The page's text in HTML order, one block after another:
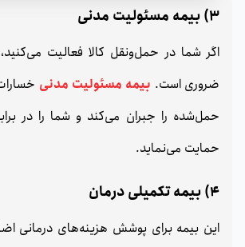
3) بیمه مسئولیت مدنی
اگر شما در حمل‌و‌نقل کالا فعالیت
ضروری است. بیمه مسئولیت مدنی
حمل‌شده را جبران می‌کند و شما را در
حمایت می‌نماید.
4) بیمه تکمیلی درمان
این بیمه برای پوشش هزینه‌های درمانی